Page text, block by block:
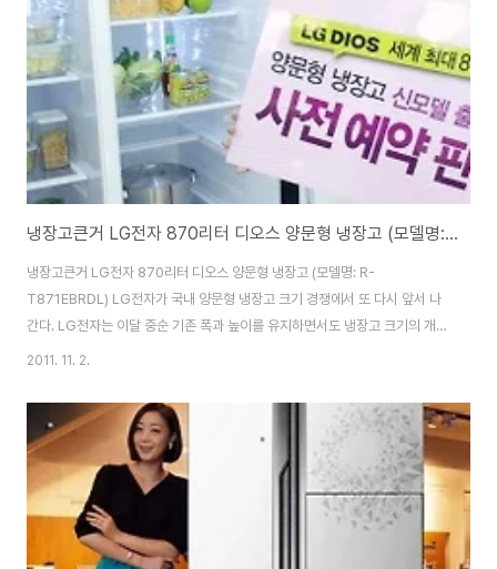
누구나 깔끔하게 냉장고 내부를 정리할 수 있다. 2012년형 지펠 그랑데스타일
8600은 2개의 냉각기로..
냉장고큰거 LG전자 870리터 디오스 양문형 냉장고 (모델명: R-T871EBRDL)
냉장고큰거 LG전자 870리터 디오스 양문형 냉장고 (모델명: R-
T871EBRDL) LG전자가 국내 양문형 냉장고 크기 경쟁에서 또 다시 앞서 나
간다. LG전자는 이달 중순 기존 폭과 높이를 유지하면서도 냉장고 크기의 개념
을 바꾼 세계 최대 용량 870리터 디오스 양문형 냉장고 (모델명: R-
사전 예약 구매 고객 870명에게 선착순으로 87만원 캐쉬백이나 상품권 혜택
제공 및 870만원 여행상품권 추첨 행사 등 870리터 최대 용량을 강조하는 이
벤트를 1일부터 30일까지 진행한다. 신제품은 세계 3대 산업 디자이너 ‘카림
라시드(Karim Rashid)’의 디자인을 적용해 현대적이면서도 우아한 패턴으로
세련된 감성디자인을 ..
2011. 11. 2.